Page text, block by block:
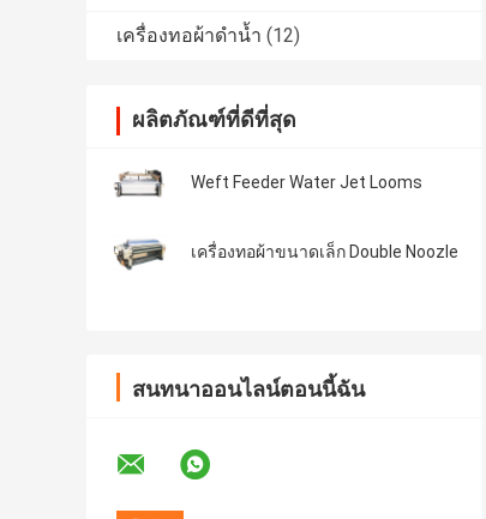
เครื่องทอผ้าดำน้ำ (12)
ผลิตภัณฑ์ที่ดีที่สุด
Weft Feeder Water Jet Looms
เครื่องทอผ้าขนาดเล็ก Double Noozle
สนทนาออนไลน์ตอนนี้ฉัน